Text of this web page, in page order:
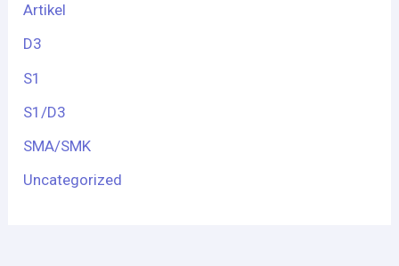
Artikel
D3
S1
S1/D3
SMA/SMK
Uncategorized